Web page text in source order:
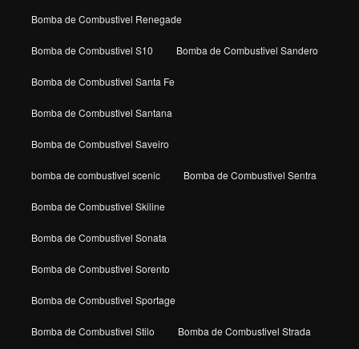
Bomba de Combustivel Renegade
Bomba de Combustivel S10 Bomba de Combustivel Sandero
Bomba de Combustivel Santa Fe
Bomba de Combustivel Santana
Bomba de Combustivel Saveiro
bomba de combustivel scenic Bomba de Combustivel Sentra
Bomba de Combustivel Skiline
Bomba de Combustivel Sonata
Bomba de Combustivel Sorento
Bomba de Combustivel Sportage
Bomba de Combustivel Stilo Bomba de Combustivel Strada